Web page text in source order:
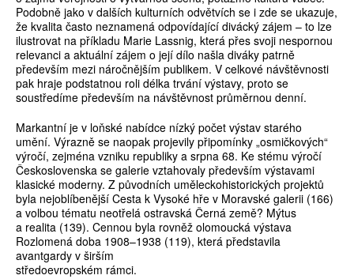
Podobně jako v dalších kulturních odvětvích se i zde se ukazuje,
že kvalita často neznamená odpovídající divácký zájem – to lze
ilustrovat na příkladu Marie Lassnig, která přes svoji nespornou
relevanci a aktuální zájem o její dílo našla diváky patrně
především mezi náročnějším publikem. V celkové návštěvnosti
pak hraje podstatnou roli délka trvání výstavy, proto se
soustředíme především na návštěvnost průměrnou denní.
Markantní je v loňské nabídce nízký počet výstav starého
umění. Výrazně se naopak projevily připomínky „osmičkových“
výročí, zejména vzniku republiky a srpna 68. Ke stému výročí
Československa se galerie vztahovaly především výstavami
klasické moderny. Z původních uměleckohistorických projektů
byla nejoblíbenější Cesta k Vysoké hře v Moravské galerii (166)
a volbou tématu neotřelá ostravská Černá země? Mýtus
a realita (139). Cennou byla rovněž olomoucká výstava
Rozlomená doba 1908–1938 (119), která představila
avantgardy v širším
středoevropském rámci.